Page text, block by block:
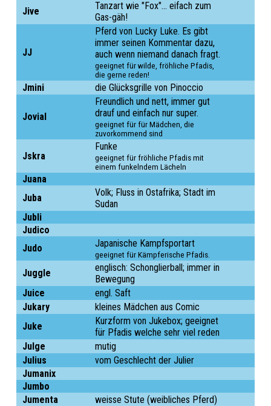
Jive
Tanzart wie "Fox"... eifach zum
Gas-gäh!
JJ
Pferd von Lucky Luke. Es gibt
immer seinen Kommentar dazu,
auch wenn niemand danach fragt.
geeignet für wilde, fröhliche Pfadis,
die gerne reden!
Jmini
Jovial
Freundlich und nett, immer gut
drauf und einfach nur super.
geeignet für für Mädchen, die
zuvorkommend sind
Jskra
Funke
geeignet für fröhliche Pfadis mit
einem funkelndem Lächeln
Juana
Juba
Volk; Fluss in Ostafrika; Stadt im
Sudan
Jubli
Judico
Judo
Japanische Kampfsportart
geeignet für Kämpferische Pfadis.
Juggle
englisch: Schonglierball; immer in
Bewegung
Juice
engl. Saft
Jukary
kleines Mädchen aus Comic
Juke
Kurzform von Jukebox; geeignet
für Pfadis welche sehr viel reden
Julge
mutig
Julius
vom Geschlecht der Julier
Jumanix
Jumbo
Jumenta
weisse Stute (weibliches Pferd)